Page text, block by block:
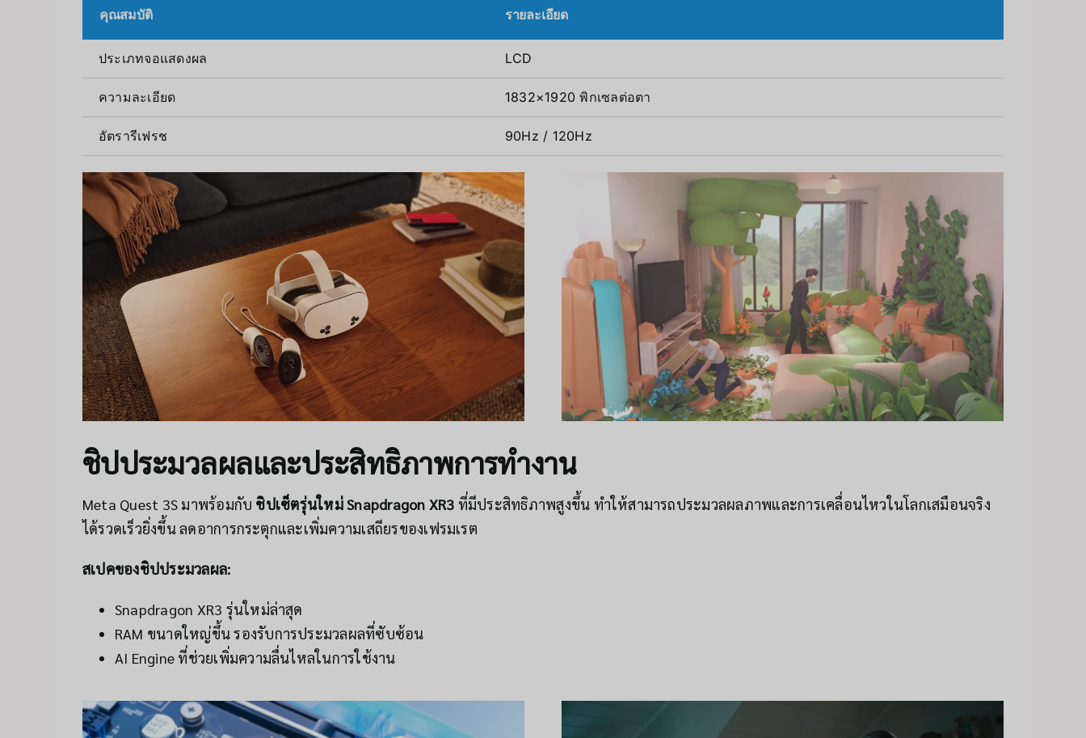
คุณสมบัติ รายละเอียด
ประเภทจอแสดงผล LCD
ความละเอียด 1832×1920 พิกเซลต่อตา
อัตรารีเฟรช 90Hz / 120Hz
ชิปประมวลผลและประสิทธิภาพการทำงาน
Meta Quest 3S มาพร้อมกับ ชิปเซ็ตรุ่นใหม่ Snapdragon XR3 ที่มีประสิทธิภาพสูงขึ้น ทำให้สามารถประมวลผลภาพและการเคลื่อนไหวในโลกเสมือนจริง
ได้รวดเร็วยิ่งขึ้น ลดอาการกระตุกและเพิ่มความเสถียรของเฟรมเรต
สเปคของชิปประมวลผล:
Snapdragon XR3 รุ่นใหม่ล่าสุด
RAM ขนาดใหญ่ขึ้น รองรับการประมวลผลที่ซับซ้อน
AI Engine ที่ช่วยเพิ่มความลื่นไหลในการใช้งาน